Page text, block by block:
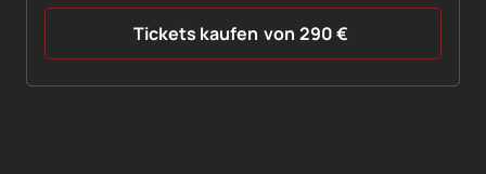
Tickets kaufen von 290€